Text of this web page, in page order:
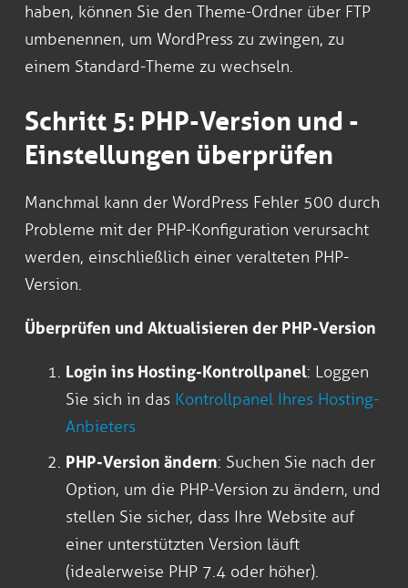
haben, können Sie den Theme-Ordner über FTP
umbenennen, um WordPress zu zwingen, zu
einem Standard-Theme zu wechseln.
Schritt 5: PHP-Version und -
Einstellungen überprüfen
Manchmal kann der WordPress Fehler 500 durch
Probleme mit der PHP-Konfiguration verursacht
werden, einschließlich einer veralteten PHP-
Version.
Überprüfen und Aktualisieren der PHP-Version
Login ins Hosting-Kontrollpanel: Loggen
Sie sich in das Kontrollpanel Ihres Hosting-
Anbieters
PHP-Version ändern: Suchen Sie nach der
Option, um die PHP-Version zu ändern, und
stellen Sie sicher, dass Ihre Website auf
einer unterstützten Version läuft
(idealerweise PHP 7.4 oder höher).